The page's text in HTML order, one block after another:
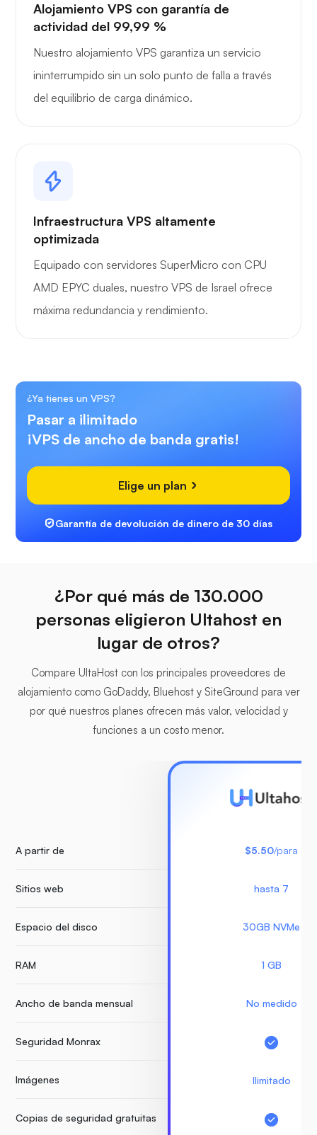
Alojamiento VPS con garantía de
actividad del 99,99 %
Nuestro alojamiento VPS garantiza un servicio
ininterrumpido sin un solo punto de falla a través
del equilibrio de carga dinámico.
Infraestructura VPS altamente
optimizada
Equipado con servidores SuperMicro con CPU
AMD EPYC duales, nuestro VPS de Israel ofrece
máxima redundancia y rendimiento.
¿Ya tienes un VPS?
Pasar a ilimitado
¡VPS de ancho de banda gratis!
Elige un plan
Garantía de devolución de dinero de 30 días
¿Por qué más de 130.000
personas eligieron Ultahost en
lugar de otros?
Compare UltaHost con los principales proveedores de
alojamiento como GoDaddy, Bluehost y SiteGround para ver
por qué nuestros planes ofrecen más valor, velocidad y
funciones a un costo menor.
A partir de
Sitios web
Espacio del disco
RAM
Ancho de banda mensual
Seguridad Monrax
Imágenes
Copias de seguridad gratuitas
$5.50/para
hasta 7
30GB NVMe
1 GB
No medido
Ilimitado